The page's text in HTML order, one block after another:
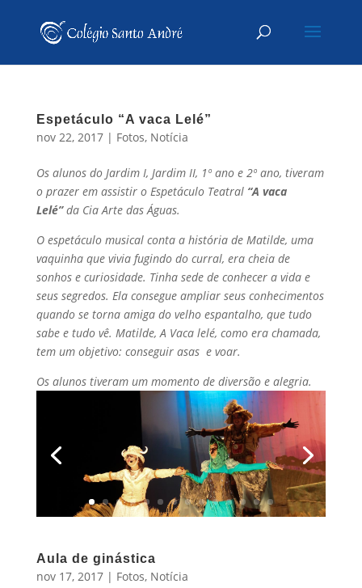
Espetáculo “A vaca Lelé”
nov 22, 2017| Fotos, Notícia
Os alunos do Jardim I, Jardim II, 1º ano e 2º ano, tiveram
o prazer em assistir o Espetáculo Teatral “A vaca
Lelé”da Cia Arte das Águas.
O espetáculo musical conta a história de Matilde, uma
vaquinha que vivia fugindo do curral, era cheia de
sonhos e curiosidade. Tinha sede de conhecer a vida e
seus segredos. Ela consegue ampliar seus conhecimentos
quando se torna amiga do velho espantalho, que tudo
sabe e tudo vê. Matilde, A Vaca lelé, como era chamada,
tem um objetivo: conseguir asas e voar.
Os alunos tiveram um momento de diversão e alegria.
Aula de ginástica
nov 17, 2017| Fotos, Notícia